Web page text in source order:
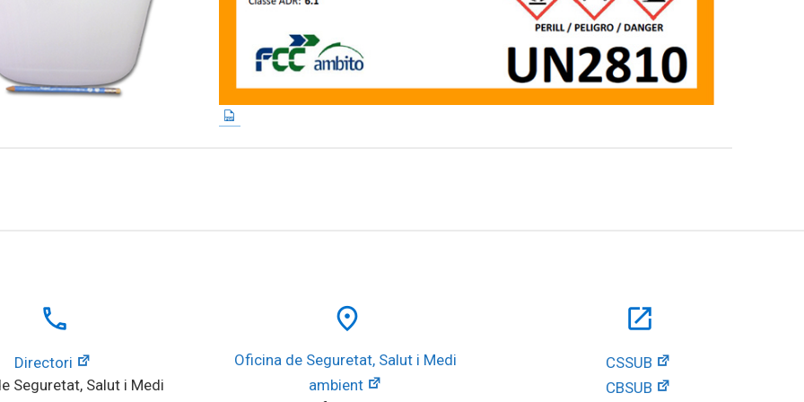
local_phone
Directori
Seguretat, Salut i Medi
place
Oficina de Seguretat, Salut i Medi
ambient
open_in_new
CSSUB
CBSUB